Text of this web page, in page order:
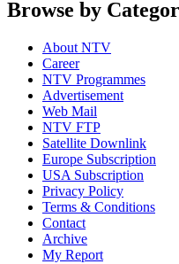
Browse by
About NTV
Career
NTV Programmes
Advertisement
Web Mail
NTV FTP
Satellite Downlink
Europe Subscription
USA Subscription
Privacy Policy
Terms & Conditions
Contact
Archive
My Report